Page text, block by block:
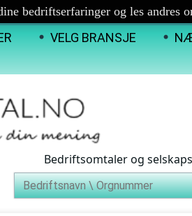
bedriftserfaringer og les andres
VELG BRANSJE
Bedriftsomtaler og